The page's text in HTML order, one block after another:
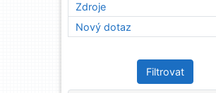
Zdroje
Nový dotaz
Filtrovat